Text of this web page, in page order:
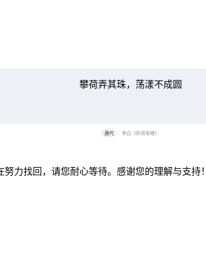
攀荷弄其珠，荡漾不成圆
唐代 李白《折荷有赠》
力找回，请您耐心等待。感谢您的理解与支持！